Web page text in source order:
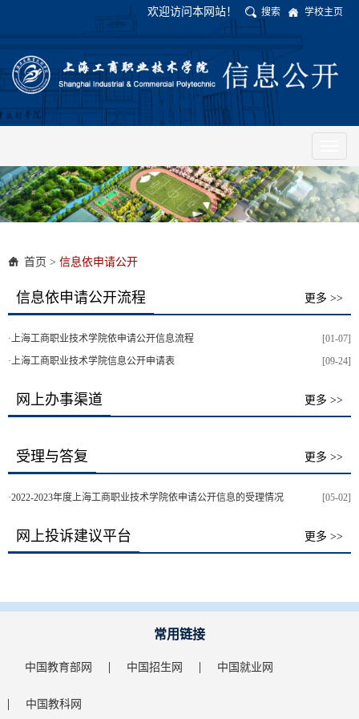
欢迎访问本网站！ 搜索 学校主页
首页 > 信息依申请公开
信息依申请公开流程 更多 >>
[01-07]
· 上海工商职业技术学院依申请公开信息流程
[09-24]
· 上海工商职业技术学院信息公开申请表
网上办事渠道 更多 >>
受理与答复 更多 >>
[05-02]
·2022-2023年度上海工商职业技术学院依申请公开信息的受理情况
网上投诉建议平台 更多 >>
常用链接
中国教育部网 中国招生网 中国就业网
中国教科网